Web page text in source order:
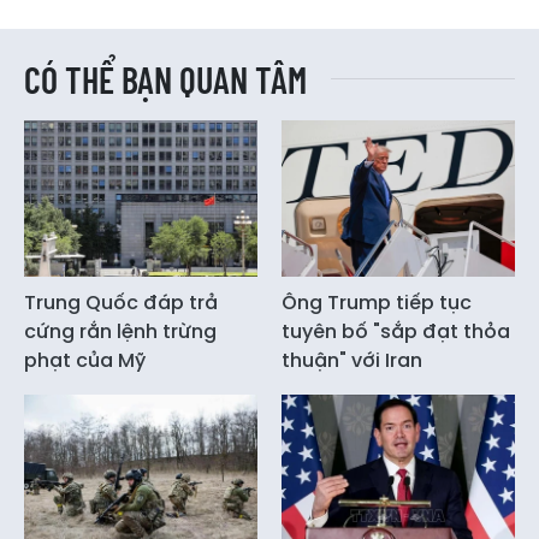
CÓ THỂ BẠN QUAN TÂM
Trung Quốc đáp trả
cứng rắn lệnh trừng
phạt của Mỹ
Ông Trump tiếp tục
tuyên bố "sắp đạt thỏa
thuận" với Iran